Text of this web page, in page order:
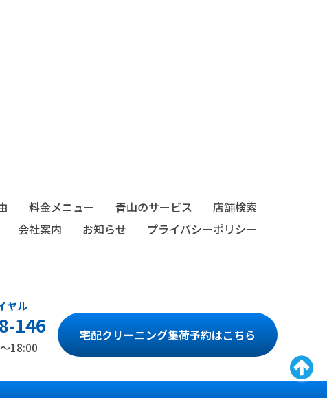
料金メニュー 青山のサービス
店舗検索
会社案内 お知らせ プライバシーポリシー
146
18:00
宅配クリーニング集荷予約はこちら